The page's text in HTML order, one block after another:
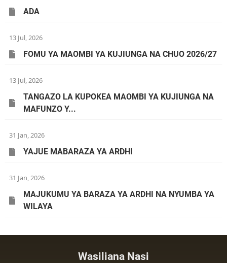
ADA
13 Jul, 2026
FOMU YA MAOMBI YA KUJIUNGA NA CHUO 2026/27
13 Jul, 2026
TANGAZO LA KUPOKEA MAOMBI YA KUJIUNGA NA
MAFUNZO Y...
31 Jan, 2026
YAJUE MABARAZA YA ARDHI
31 Jan, 2026
MAJUKUMU YA BARAZA YA ARDHI NA NYUMBA YA
WILAYA
Wasiliana Nasi